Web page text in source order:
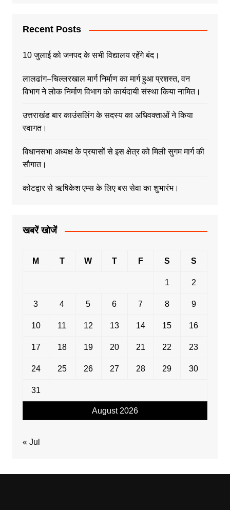
Recent Posts
10 जुलाई को जनपद के सभी विद्यालय रहेंगे बंद।
लालढांग–चिल्लरखाल मार्ग निर्माण का मार्ग हुआ प्रशस्त, वन
विभाग ने लोक निर्माण विभाग को कार्यदायी संस्था किया नामित।
उत्तराखंड बार काउंसलिंग के सदस्य का अधिवक्ताओं ने किया
स्वागत।
विधानसभा अध्यक्ष के प्रयासों से इस क्षेत्र को मिली सुगम मार्ग की
सौगात।
कोटद्वार से ऋषिकेश एम्स के लिए बस सेवा का शुभारंभ।
खबरें खोजें
August 2026
M T W T F S S
1 2
3 4 5 6 7 8 9
10 11 12 13 14 15 16
17 18 19 20 21 22 23
24 25 26 27 28 29 30
31
« Jul